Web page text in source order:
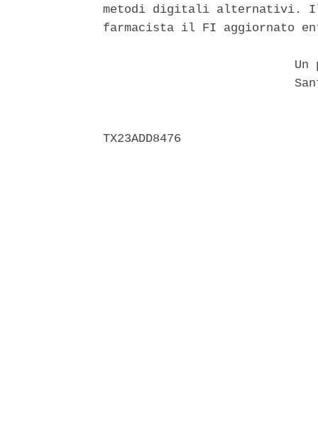
metodi digitali alternativi.
farmacista il FI aggiornato
Un